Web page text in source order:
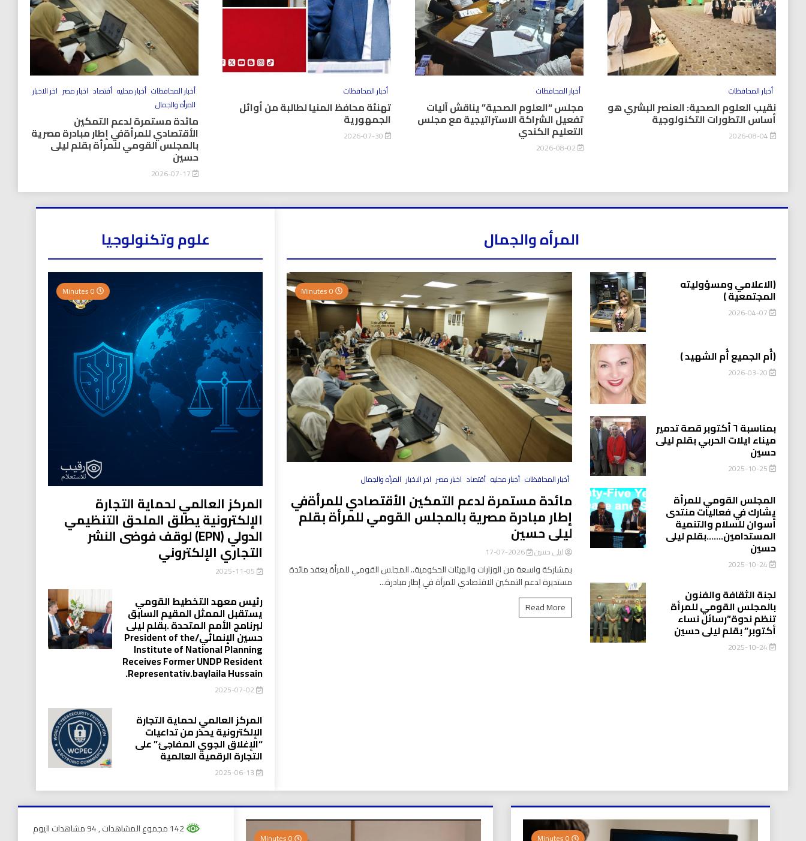
أخبار المحافظات
نقيب العلوم الصحية: العنصر البشري هو
أساس التطورات التكنولوجية
أخبار المحافظات
مجلس “العلوم الصحية” يناقش آليات
تفعيل الشراكة الاستراتيجية مع مجلس
التعليم الكندي
أخبار المحافظات
تهنئة محافظ المنيا لطالبة من أوائل
الجمهورية
أخبار المحافظات أخبار محليه أقتصاد اخبار مصر اخر الاخبار
المرأه والجمال
مائدة مستمرة لدعم التمكين
الأقتصادي للمرأةفي إطار مبادرة مصرية
بالمجلس القومي للمرأة بقلم ليلى
حسين
المرأه والجمال
0 Minutes
أخبار المحافظات أخبار محليه أقتصاد اخبار مصر اخر الاخبار المرأه والجمال
مائدة مستمرة لدعم التمكين الأقتصادي للمرأةفي
إطار مبادرة مصرية بالمجلس القومي للمرأة بقلم
ليلى حسين
ليلى حسين 2026-07-17
بمشاركة واسعة من الوزارات والهيئات الحكومية.. المجلس القومي للمرأة يعقد مائدة
مستديرة لدعم التمكين الاقتصادي للمرأة في إطار مبادرة...
Read More
(الاعلامي ومسؤوليته
المجتمعية )
2026-04-07
(أُم الجميع أُم الشهيد )
2026-03-20
بمناسبة ٦ أكتوبر قصة تدمير
ميناء ايلات الحربي بقلم ليلى
حسين
2025-10-25
المجلس القومي للمرأة
يشارك في فعاليات منتدى
أسوان للسلام والتنمية
المستدامين…….بقلم ليلى
حسين
2025-10-24
لجنة الثقافة والفنون
بالمجلس القومي للمرأة
تنظم ندوة”رسائل نساء
أكتوبر” بقلم ليلى حسين
2025-10-24
علوم وتكنولوجيا
0 Minutes
المركز العالمي لحماية التجارة
الإلكترونية يطلق الملحق التنظيمي
الدولي (EPN) لوقف فوضى النشر
التجاري الإلكتروني
رئيس معهد التخطيط القومي
يستقبل الممثل المقيم السابق
لبرنامج الأمم المتحدة .بقلم ليلى
حسين الإنمائي/President of the
Institute of National Planning
Receives Former UNDP Resident
.Representativ.baylaila Hussain
2025-07-02
المركز العالمي لحماية التجارة
الإلكترونية يحذر من تداعيات
“الإغلاق الجوي المفاجئ” على
التجارة الرقمية العالمية
2025-06-13
, 94 مشاهدات اليوم